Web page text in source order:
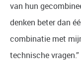
van hun
denken beter dan
combinatie met
technische vragen.”